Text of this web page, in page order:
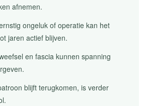
afnemen.
ongeluk of operatie kan het
jaren actief blijven.
en fascia kunnen spanning
blijft terugkomen, is verder